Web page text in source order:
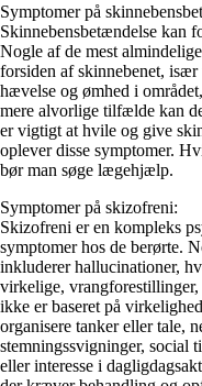
Symptomer på
Skinnebensbetændelse kan
Nogle af de mest
forsiden af skinnebenet,
hævelse og ømhed i
mere alvorlige tilfælde kan
er vigtigt at hvile og give
oplever disse symptomer.
bør man søge lægehjælp.
Symptomer på skizofreni:
Skizofreni er en kompleks
symptomer hos de berørte.
inkluderer hallucinationer,
virkelige,
ikke er baseret på
organisere tanker eller tale,
stemningssvigninger, social
eller interesse i